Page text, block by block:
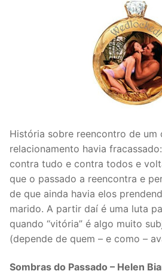
História sobre reencontro de um
relacionamento havia
contra tudo e contra todos e
que o passado a reencontra e
de que ainda havia elos
marido. A partir daí é uma luta
quando “vitória” é algo muito
(depende de quem – e como –
Sombras do Passado – Helen